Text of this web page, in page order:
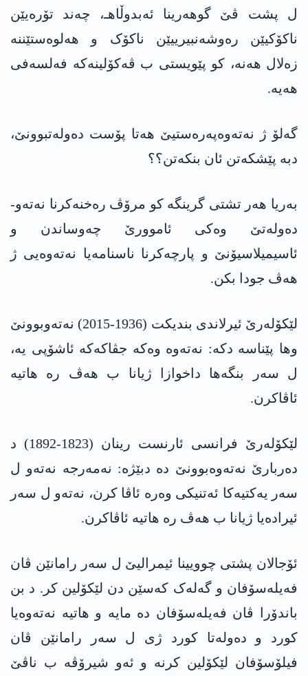
ل پشت ڤێ گوهەرینا ئەبدوڵاهـ، چەند تۆرەیێن
ناکۆکیێن رەوشەنبیرییێن ناکۆک و هەلوەستێننە
زەلال هەنە، کو پێویستی ب ڤەکۆلینەکە فەلسەفی
هەیە.
گه‌لۆ ژ نەتەوەپەرەستیێ هەتا پۆست دەولەتبوونێ،
دبه‌ پێشکەتن ئان بنكه‌تن؟؟
بەریا هەر تشتی گرینگە کو مرۆڤ رەخنەکرنا نەتەو-
دەولەتێ وەکی ئاموورێ چەوساندن و
ئاسیمیلاسیۆنێ و پارچەکرنا ناسنامەیا نەتەوەیی ژ
هەڤ جودا بکن.
لێكۆله‌رێ ئیرلاندی بندیكت (1936-2015) نەتەوبوونێ
وها پێناسە دکە: نەتەوە وەکە جڤاکەکە ئاشۆپی یه‌،
ل سەر بنگەها داخوازا ژیانا ب هەڤ رە هاتیە
ئاڤاکرن.
لێكۆله‌رێ فرانسی ئارنست رینان (1823-1892) د
دەربارێ نەتەوەبوونێ دە دبێژە: نه‌مه‌رجه‌ نەتەو ل
سەر یەکتیه‌كا ئەتنیکی وه‌ره‌ ئاڤا كرن، نه‌ته‌و ل سەر
ئیرادەیا ژیانا ب هەڤ رە هاتیە ئاڤاکرن.
ئۆجالان پشتی چوویینا ئیمرالیێ ل سەر رامانێن ڤان
فەیلەسۆفان و گەلەک کەسێن دن لێکۆلین کر. د بن
باندۆرا ڤان فەیلەسۆفان دە مایە و هاتیه‌ نەتەوەیا
کورد و دەولەتا کورد ژی ل سەر رامانێن ڤان
فیلۆسۆفان لێکۆلین کرنە و ئه‌و شیرۆڤه‌ ب ناڤێ